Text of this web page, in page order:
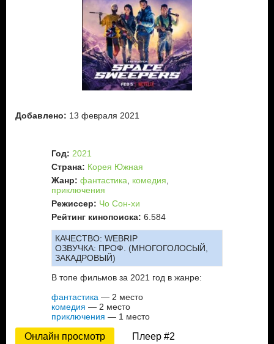
Добавлено: 13 февраля 2021
Год: 2021
Страна: Корея Южная
Жанр: фантастика комедия
приключения
Режиссер: Чо Сон-хи
Рейтинг кинопоиска: 6.584
КАЧЕСТВО: WEBRIP
ОЗВУЧКА: ПРОФ. (МНОГОГОЛОСЫЙ,
ЗАКАДРОВЫЙ)
В топе фильмов за 2021 год в жанре:
фантастика — 2 место
комедия — 2 место
приключения — 1 место
Онлайн просмотр Плеер #2